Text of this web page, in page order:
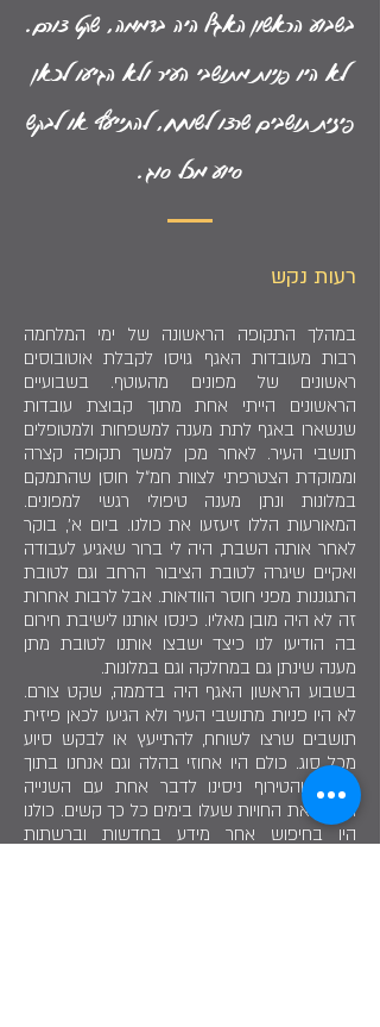
בשבוע הראשון האגף היה בדממה, שקט צורם.
לא היו פניות מתושבי העיר ולא הגיעו לכאן
פיזית תושבים שרצו לשוחח, להתייעץ או לבקש
סיוע מכל סוג.
רעות נקש
במהלך התקופה הראשונה של ימי המלחמה
רבות מעובדות האגף גויסו לקבלת אוטובוסים
ראשונים של מפונים מהעוטף. בשבועיים
הראשונים הייתי אחת מתוך קבוצת עובדות
שנשארו באגף לתת מענה למשפחות ולמטופלים
תושבי העיר. לאחר מכן למשך תקופה קצרה
וממוקדת הצטרפתי לצוות חמ״ל חוסן שהתמקם
במלונות ונתן מענה טיפולי רגשי למפונים.
המאורעות הללו זיעזעו את כולנו. ביום א׳, בוקר
לאחר אותה השבת, היה לי ברור שאגיע לעבודה
ואקיים שיגרה לטובת הציבור הרחב וגם לטובת
התגוננות מפני חוסר הוודאות. אבל לרבות אחרות
זה לא היה מובן מאליו. כינסו אותנו לישיבת חירום
בה הודיעו לנו כיצד ישבצו אותנו לטובת מתן
מענה שינתן גם במחלקה וגם במלונות.
בשבוע הראשון האגף היה בדממה, שקט צורם.
לא היו פניות מתושבי העיר ולא הגיעו לכאן פיזית
תושבים שרצו לשוחח, להתייעץ או לבקש סיוע
מכל סוג. כולם היו אחוזי בהלה וגם אנחנו בתוך
ההלם והטירוף ניסינו לדבר אחת עם השנייה
ולעבד את החויות שעלו בימים כל כך קשים. כולנו
היו בחיפוש אחר מידע בחדשות וברשתות